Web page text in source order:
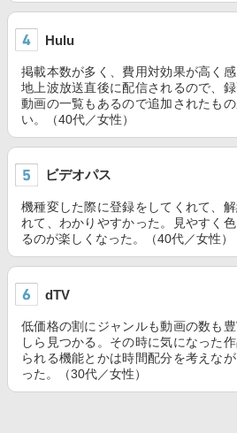
Hulu
掲載本数が多く、費用対効果が高く
地上波放送直後に配信されるので、
動画の一覧もあるので追加されたも
い。（40代／女性）
ビデオパス
機種変した際に登録をしてくれて、
れて、わかりやすかった。見やすく
るのが楽しくなった。（40代／女性）
dTV
低価格の割にジャンルも動画の数も
しら見つかる。その時に気になった
られる機能とかは時間配分を考えな
った。（30代／女性）